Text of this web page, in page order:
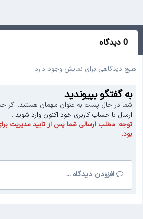
0 دیدگاه
هیچ دیدگاهی برای نمایش وجود دارد.
به گفتگو بپیوندید
شما در حال پست به عنوان مهمان هستید. اگر
ارسال با حساب کاربری خود اکنون وارد شوید .
توجه: مطلب ارسالی شما پس از تایید مدیریت
بود.
افزودن دیدگاه ...